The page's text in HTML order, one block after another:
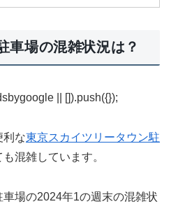
車場の混雑状況は？
|| []).push({});
利な東京スカイツリータウン駐
混雑しています。
場の2024年1の週末の混雑状